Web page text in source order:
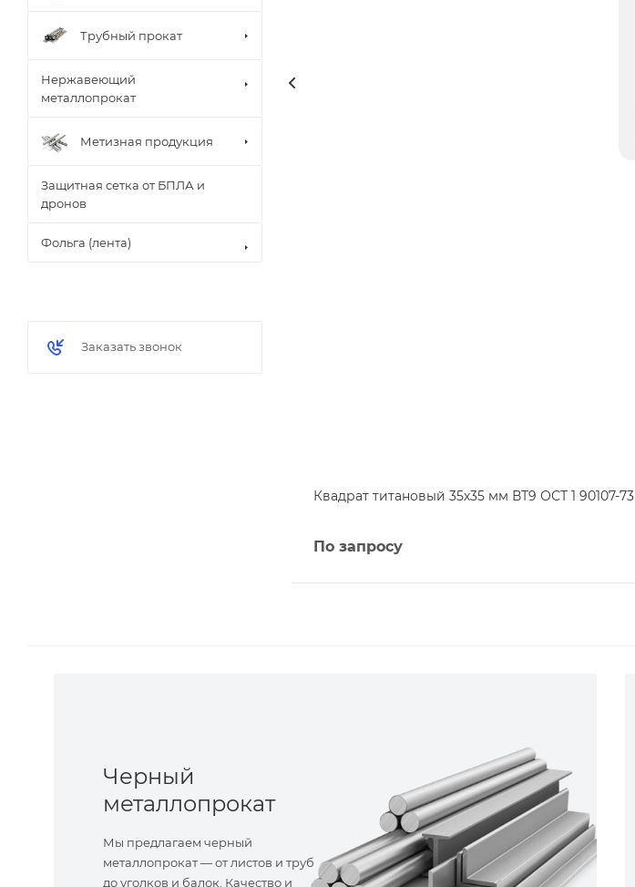
Квадрат титановый 35х35 мм ВТ9 ОСТ 1 90107-73
По запросу
Трубный прокат
Нержавеющий
металлопрокат
Метизная продукция
Защитная сетка от БПЛА и
дронов
Фольга (лента)
Заказать звонок
Черный
металлопрокат
Мы предлагаем черный
металлопрокат — от листов и труб
до уголков и балок. Качество и